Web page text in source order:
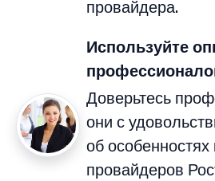
провайдера.
Используйте
Доверьтесь
они с
об особенностях
провайдеров